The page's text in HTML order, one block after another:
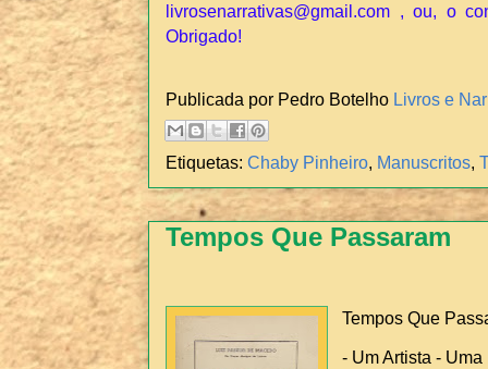
livrosenarrativas@gmail.com , ou, o
Obrigado!
Publicada por Pedro Botelho Livros e
Etiquetas: Chaby Pinheiro, Manuscritos,
Tempos Que Passaram
Tempos Que
- Um Artista -